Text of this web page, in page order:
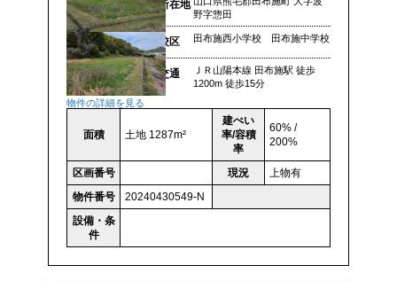
物件の詳細を見る
所在地
野字惣田
校区 田布施西小学校 田布施中学校
交通
ＪＲ山陽本線 田布施駅 徒歩
1200m 徒歩15分
面積 土地 1287m²
建ぺい
率/容積
率
60% /
200%
区画番号 現況
上物有
物件番号
20240430549-N
設備・条
件